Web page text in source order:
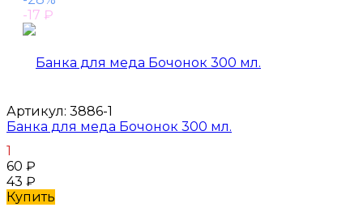
-17 ₽
Артикул: 3886-1
Банка для меда Бочонок 300 мл.
1
60 ₽
43 ₽
Купить